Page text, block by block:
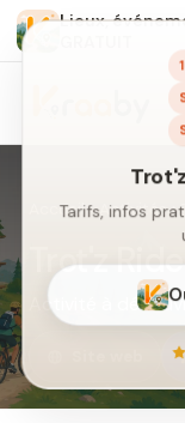
Lieux,
Tarifs, infos
Accueil› Activités›
Trot'z
Activité à